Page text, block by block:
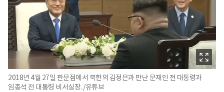
2018년 4월 27일 판문점에서 북한의 김정은과 만난 문재인 전 대통령과
임종석 전 대통령 비서실장. /유튜브